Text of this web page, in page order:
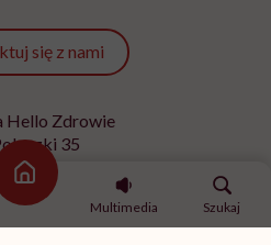
Strona główna
Multimedia
Szukaj
się z nami
Hello Zdrowie
35
Warszawa
z redakcją